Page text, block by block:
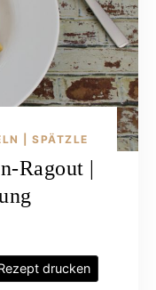
| SPÄTZLE
Ragout |
drucken